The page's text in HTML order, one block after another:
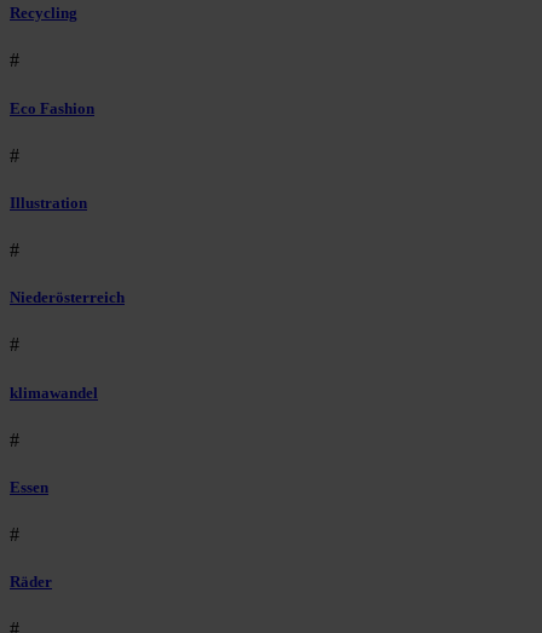
Recycling
#
Eco Fashion
#
Illustration
#
Niederösterreich
#
klimawandel
#
Essen
#
Räder